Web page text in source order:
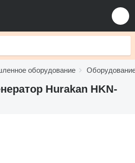
оборудование
Hurakan HKN-